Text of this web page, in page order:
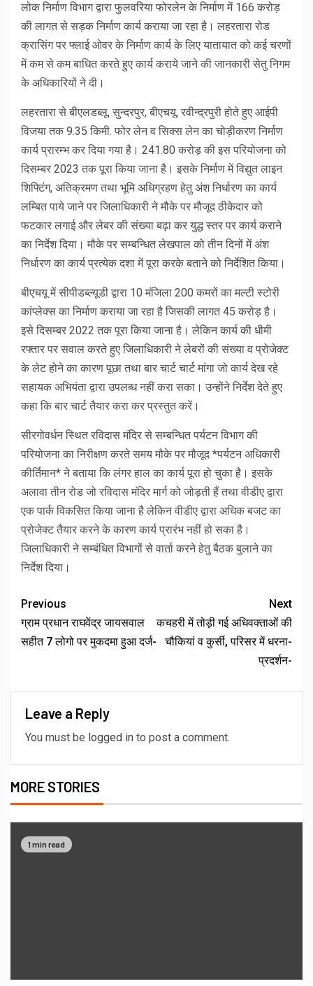
लोक निर्माण विभाग द्वारा फुलवरिया फोरलेन के निर्माण में 166 करोड़
की लागत से सड़क निर्माण कार्य कराया जा रहा है। लहरतारा रोड
क्रासिंग पर फ्लाई ओवर के निर्माण कार्य के लिए यातायात को कई चरणों
में कम से कम बाधित करते हुए कार्य कराये जाने की जानकारी सेतु निगम
के अधिकारियों ने दी।
लहरतारा से बीएलडब्लू, सुन्दरपुर, बीएचयू, रवीन्द्रपुरी होते हुए आईपी
विजया तक 9.35 किमी. फोर लेन व सिक्स लेन का चोड़ीकरण निर्माण
कार्य प्रारम्भ कर दिया गया है। 241.80 करोड़ की इस परियोजना को
दिसम्बर 2023 तक पूरा किया जाना है। इसके निर्माण में विद्युत लाइन
शिफ्टिंग, अतिक्रमण तथा भूमि अधिग्रहण हेतु अंश निर्धारण का कार्य
लम्बित पाये जाने पर जिलाधिकारी ने मौके पर मौजूद ठीकेदार को
फटकार लगाई और लेबर की संख्या बढ़ा कर युद्ध स्तर पर कार्य कराने
का निर्देश दिया। मौके पर सम्बन्धित लेखपाल को तीन दिनों में अंश
निर्धारण का कार्य प्रत्येक दशा में पूरा करके बताने को निर्देशित किया।
बीएचयू में सीपीडब्ल्यूडी द्वारा 10 मंजिला 200 कमरों का मल्टी स्टोरी
कांप्लेक्स का निर्माण कराया जा रहा है जिसकी लागत 45 करोड़ है।
इसे दिसम्बर 2022 तक पूरा किया जाना है। लेकिन कार्य की धीमी
रफ्तार पर सवाल करते हुए जिलाधिकारी ने लेबरों की संख्या व प्रोजेक्ट
के लेट होने का कारण पूछा तथा बार चार्ट चार्ट मांगा जो कार्य देख रहे
सहायक अभियंता द्वारा उपलब्ध नहीं करा सका। उन्होंने निर्देश देते हुए
कहा कि बार चार्ट तैयार करा कर प्रस्तुत करें।
सीरगोवर्धन स्थित रविदास मंदिर से सम्बन्धित पर्यटन विभाग की
परियोजना का निरीक्षण करते समय मौके पर मौजूद *पर्यटन अधिकारी
कीर्तिमान* ने बताया कि लंगर हाल का कार्य पूरा हो चुका है। इसके
अलावा तीन रोड जो रविदास मंदिर मार्ग को जोड़ती हैं तथा वीडीए द्वारा
एक पार्क विकसित किया जाना है लेकिन वीडीए द्वारा अधिक बजट का
प्रोजेक्ट तैयार करने के कारण कार्य प्रारंभ नहीं हो सका है।
जिलाधिकारी ने सम्बंधित विभागों से वार्ता करने हेतु बैठक बुलाने का
निर्देश दिया।
Previous
ग्राम प्रधान राघवेंद्र जायसवाल
सहीत 7 लोगो पर मुकदमा हुआ दर्ज-
Next
कचहरी में तोड़ी गई अधिवक्ताओं की
चौकियां व कुर्सी, परिसर में धरना-
प्रदर्शन-
Leave a Reply
You must be logged in to post a comment.
MORE STORIES
1 min read